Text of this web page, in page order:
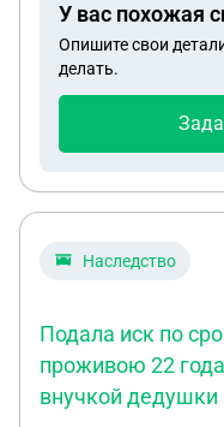
У вас похожая
Опишите свои
делать.
Наследство
Подала иск по
проживою 22
внучкой дедушки